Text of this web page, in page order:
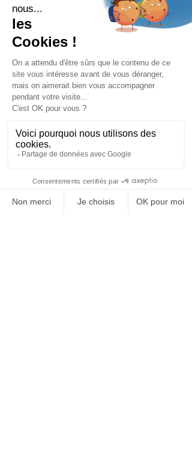
Guilherand-Granges, 07500
FRANKREICH
Tel:+33 (0)4 75 81 00 34
Rechtliche Bestimmungen
Rechtliche Bestimmungen